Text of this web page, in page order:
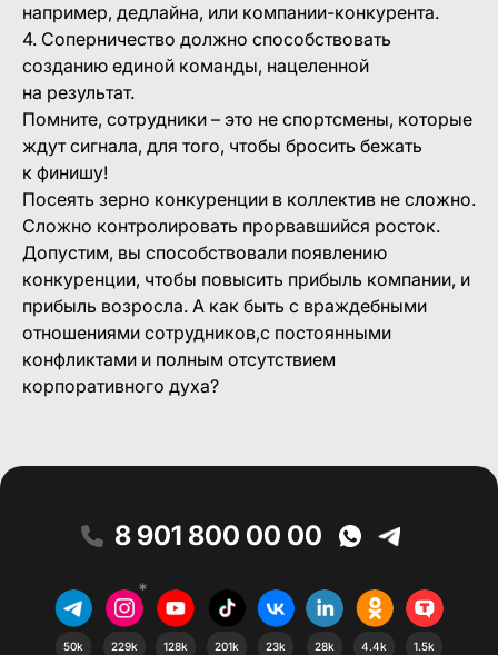
например, дедлайна, или компании-конкурента.
4. Соперничество должно способствовать
созданию единой команды, нацеленной
на результат.
Помните, сотрудники – это не спортсмены, которые
ждут сигнала, для того, чтобы бросить бежать
к финишу!
Посеять зерно конкуренции в коллектив не сложно.
Сложно контролировать прорвавшийся росток.
Допустим, вы способствовали появлению
конкуренции, чтобы повысить прибыль компании, и
прибыль возросла. А как быть с враждебными
отношениями сотрудников,с постоянными
конфликтами и полным отсутствием
корпоративного духа?
8 901 800 00 00
50k
*
229k 128k 201k 23k 28k 4.4k 1.5k